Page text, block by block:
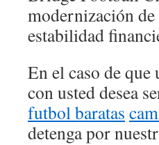
modernización
estabilidad
En el caso de
con usted desea
futbol baratas
detenga por